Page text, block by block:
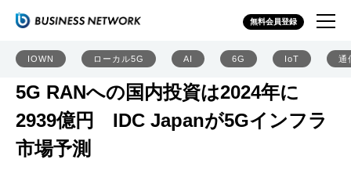
無料会員登録
IOWN ローカル5G AI 6G IoT 通
5G RANへの国内投資は2024年に
2939億円 IDC Japanが5Gインフラ
市場予測